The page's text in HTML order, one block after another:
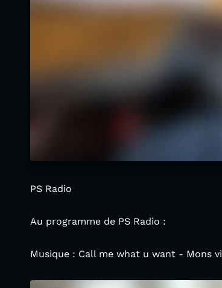
PS Radio
Au programme de PS Radio :
Musique : Call me what u want - Mons vi